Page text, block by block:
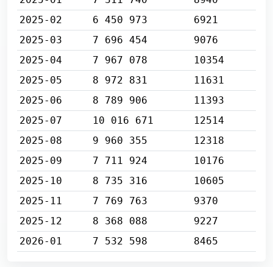
2025-02
6 450 973
6921
2025-03
7 696 454
9076
2025-04
7 967 078
10354
2025-05
8 972 831
11631
2025-06
8 789 906
11393
2025-07
10 016 671
12514
2025-08
9 960 355
12318
2025-09
7 711 924
10176
2025-10
8 735 316
10605
2025-11
7 769 763
9370
2025-12
8 368 088
9227
2026-01
7 532 598 8465